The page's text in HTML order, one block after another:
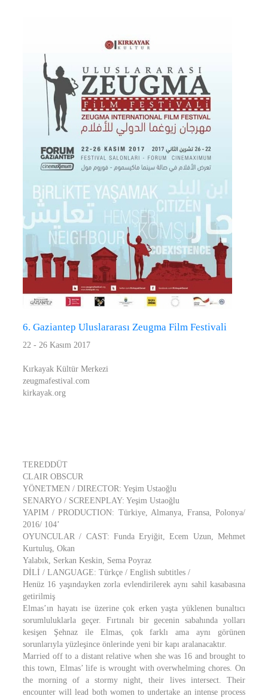
6. Gaziantep Uluslararası Zeugma Film Festivali
22 - 26 Kasım 2017
Kırkayak Kültür Merkezi
zeugmafestival.com
kirkayak.org
TEREDDÜT
CLAIR OBSCUR
YÖNETMEN / DIRECTOR: Yeşim Ustaoğlu
SENARYO / SCREENPLAY: Yeşim Ustaoğlu
YAPIM / PRODUCTION: Türkiye, Almanya, Fransa, Polonya/
2016/ 104’
OYUNCULAR / CAST: Funda Eryiğit, Ecem Uzun, Mehmet
Kurtuluş, Okan
Yalabık, Serkan Keskin, Sema Poyraz
DİLİ / LANGUAGE: Türkçe / English subtitles /
Henüz 16 yaşındayken zorla evlendirilerek aynı sahil kasabasına
getirilmiş
Elmas’ın hayatı ise üzerine çok erken yaşta yüklenen bunaltıcı
sorumluluklarla geçer. Fırtınalı bir gecenin sabahında yolları
kesişen Şehnaz ile Elmas, çok farklı ama aynı görünen
sorunlarıyla yüzleşince önlerinde yeni bir kapı aralanacaktır.
Married off to a distant relative when she was 16 and brought to
this town, Elmas’ life is wrought with overwhelming chores. On
the morning of a stormy night, their lives intersect. Their
encounter will lead both women to undertake an intense process